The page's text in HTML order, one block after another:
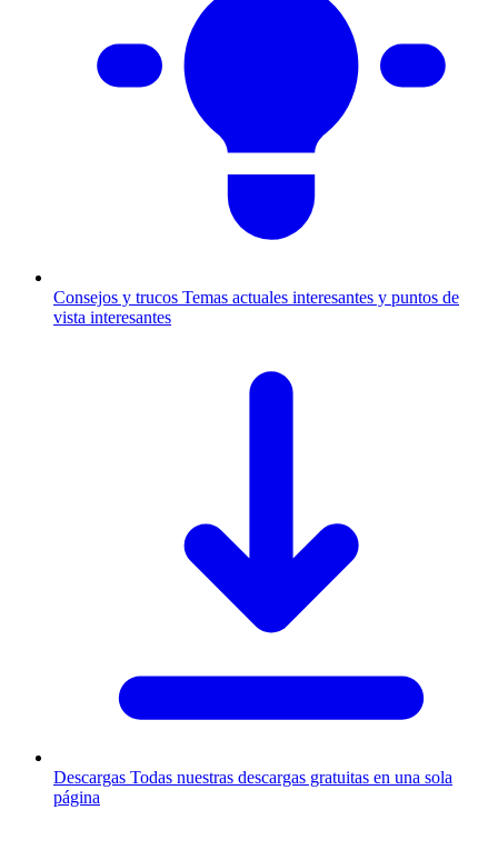
Consejos y trucos Temas actuales interesantes y puntos de
vista interesantes
Descargas Todas nuestras descargas gratuitas en una sola
página